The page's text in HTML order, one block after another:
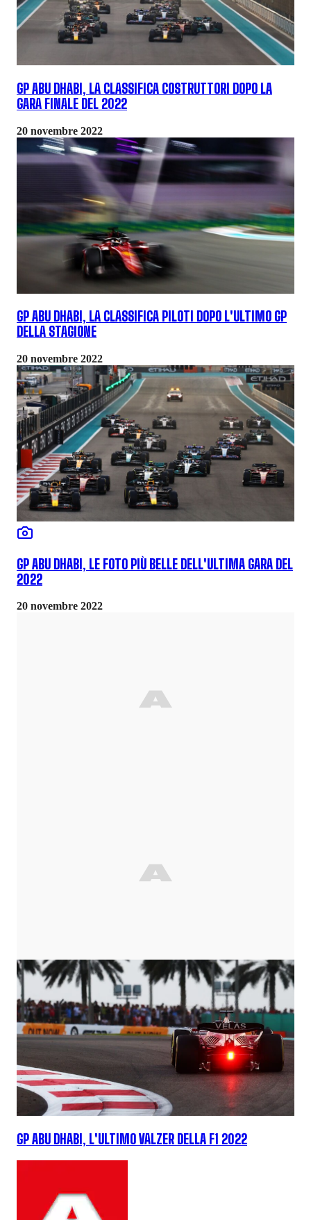
GP ABU DHABI, LA CLASSIFICA COSTRUTTORI DOPO LA
GARA FINALE DEL 2022
20 novembre 2022
GP ABU DHABI, LA CLASSIFICA PILOTI DOPO L'ULTIMO GP
DELLA STAGIONE
20 novembre 2022
GP ABU DHABI, LE FOTO PIÙ BELLE DELL'ULTIMA GARA DEL
2022
20 novembre 2022
GP ABU DHABI, L'ULTIMO VALZER DELLA F1 2022